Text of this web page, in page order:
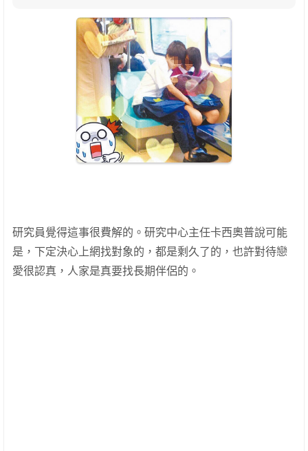
研究員覺得這事很費解的。研究中心主任卡西奧普說可能
是，下定決心上網找對象的，都是剩久了的，也許對待戀
愛很認真，人家是真要找長期伴侶的。